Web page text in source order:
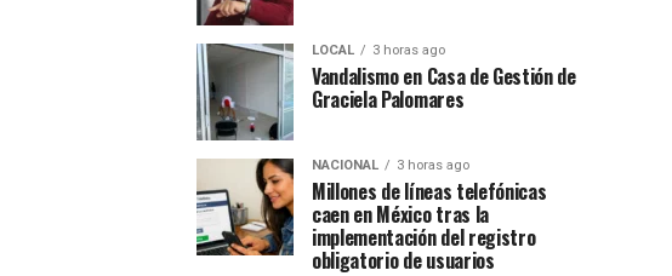
LOCAL 3 horas ago
Vandalismo en Casa de Gestión de
Graciela Palomares
NACIONAL 3 horas ago
Millones de líneas telefónicas
caen en México tras la
implementación del registro
obligatorio de usuarios